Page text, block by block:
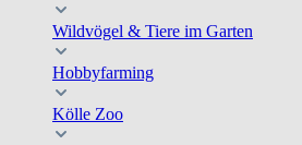
Wildvögel & Tiere im Garten
Hobbyfarming
Kölle Zoo